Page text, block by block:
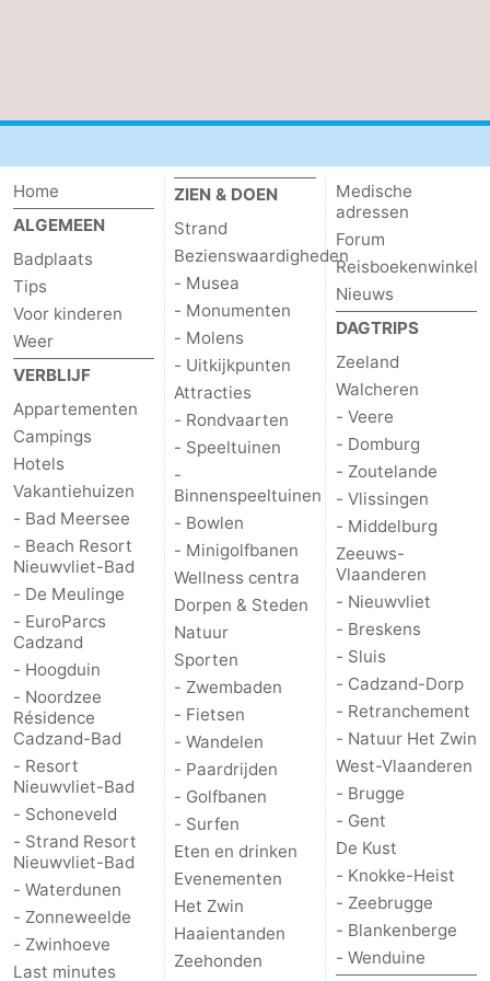
Home
ALGEMEEN
Badplaats
Tips
Voor kinderen
Weer
VERBLIJF
Appartementen
Campings
Hotels
Vakantiehuizen
- Bad Meersee
- Beach Resort
Nieuwvliet-Bad
- De Meulinge
- EuroParcs
Cadzand
- Hoogduin
- Noordzee
Résidence
Cadzand-Bad
- Resort
Nieuwvliet-Bad
- Schoneveld
- Strand Resort
Nieuwvliet-Bad
- Waterdunen
- Zonneweelde
- Zwinhoeve
Last minutes
ZIEN & DOEN
Strand
Bezienswaardigheden
- Musea
- Monumenten
- Molens
- Uitkijkpunten
Attracties
- Rondvaarten
- Speeltuinen
-
Binnenspeeltuinen
- Bowlen
- Minigolfbanen
Wellness centra
Dorpen & Steden
Natuur
Sporten
- Zwembaden
- Fietsen
- Wandelen
- Paardrijden
- Golfbanen
- Surfen
Eten en drinken
Evenementen
Het Zwin
Haaientanden
Zeehonden
Medische
adressen
Forum
Reisboekenwinkel
Nieuws
DAGTRIPS
Zeeland
Walcheren
- Veere
- Domburg
- Zoutelande
- Vlissingen
- Middelburg
Zeeuws-
Vlaanderen
- Nieuwvliet
- Breskens
- Sluis
- Cadzand-Dorp
- Retranchement
- Natuur Het Zwin
West-Vlaanderen
- Brugge
- Gent
De Kust
- Knokke-Heist
- Zeebrugge
- Blankenberge
- Wenduine